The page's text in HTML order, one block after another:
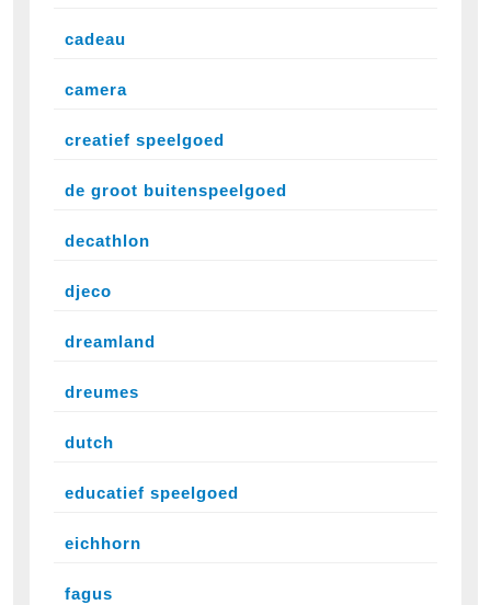
cadeau
camera
creatief speelgoed
de groot buitenspeelgoed
decathlon
djeco
dreamland
dreumes
dutch
educatief speelgoed
eichhorn
fagus